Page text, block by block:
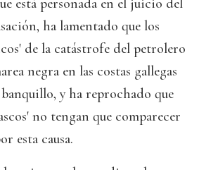
está personada en el juicio del
ha lamentado que los
de la catástrofe del petrolero
negra en las costas gallegas
y ha reprochado que
no tengan que comparecer
esta causa.